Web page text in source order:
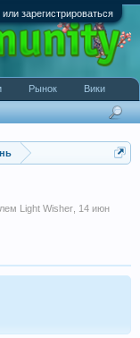
или зарегистрироваться
Light Wisher 14 июн
Рынок Вики